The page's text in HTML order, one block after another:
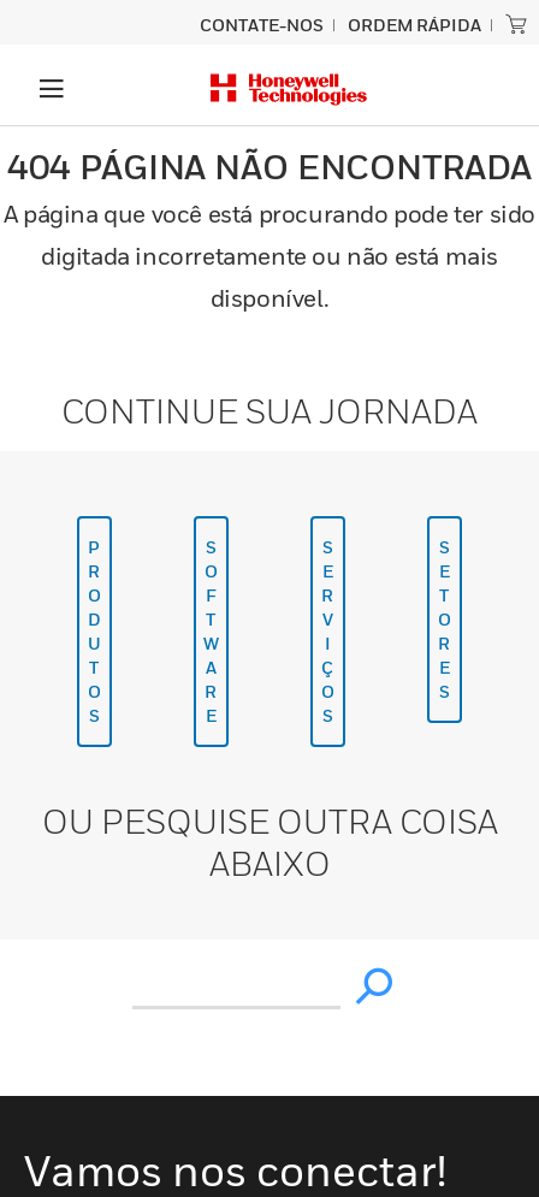
CONTATE-NOS ORDEM RÁPIDA
404 PÁGINA NÃO ENCONTRADA
A página que você está procurando pode ter sido
digitada incorretamente ou não está mais
disponível.
CONTINUE SUA JORNADA
P
R
O
D
U
T
O
S
S
O
F
T
W
A
R
E
S
E
R
V
I
Ç
O
S
S
E
T
O
R
E
S
OU PESQUISE OUTRA COISA
ABAIXO
Vamos nos conectar!